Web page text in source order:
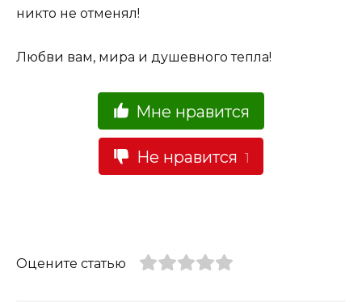
никто не отменял!
Любви вам, мира и душевного тепла!
Мне нравится
Не нравится 1
Оцените статью